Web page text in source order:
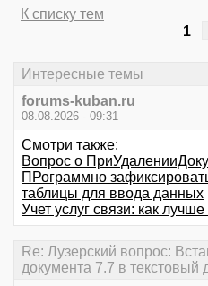
К списку тем
1
Интересные темы
forums-kuban.ru
08.08.2026 - 09:31
Смотри также:
Вопрос о
ПРограммно
таблицы для ввода данных
Учет услуг связи: как
Re: Лузерский вопрос:
документа 7.7 в текстовый